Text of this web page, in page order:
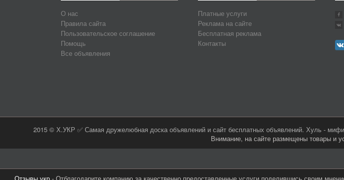
О нас
Правила сайта
Пользовательское соглашение
Помощь
Все объявления
Платные услуги
Реклама на сайте
Бесплатная реклама
Контакты
2015 © Х.УКР ✅ Самая дружелюбная доска объявлений и сайт бесплатных объявлений. Хуль -
Внимание, на сайте размещены товары и
Отзывы.укр- Отблагодарите компанию за качественно предоставленные услуги поделившись своим